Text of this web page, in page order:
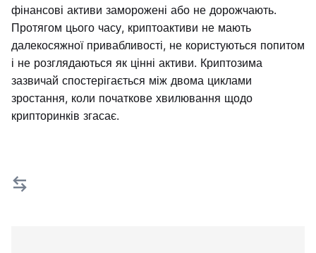
фінансові активи заморожені або не дорожчають.
Протягом цього часу, криптоактиви не мають
далекосяжної привабливості, не користуються попитом
і не розглядаються як цінні активи. Криптозима
зазвичай спостерігається між двома циклами
зростання, коли початкове хвилювання щодо
крипторинків згасає.